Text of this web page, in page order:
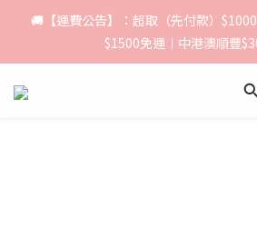
🚚【運費公告】：超取（先付款）
$1500免運｜中港澳順豐
🚚【運費公告】：超取（先付款）
$1500免運｜中港澳順豐
🍦 8月限定｜下單選全家取貨，即送